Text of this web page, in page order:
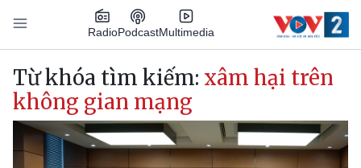
Nhảy đến nội dung
RadioPodcastMultimedia
Main navigation
Từ khóa tìm kiếm: xâm hại trên
không gian mạng